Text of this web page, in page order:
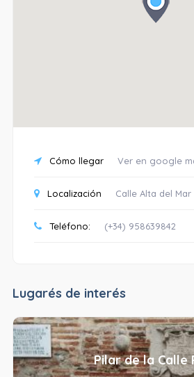
Cómo llegar Ver en google
Localización Calle Alta del Mar
Teléfono: (+34) 958639842
Lugarés de interés
Pilar de la Calle